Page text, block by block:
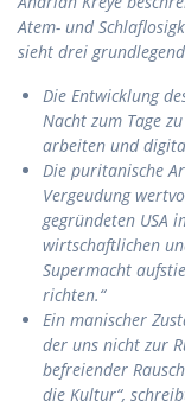
Atem- und
sieht drei
Die Entwicklung
Nacht zum Tage
arbeiten und
Die puritanische
Vergeudung
gegründeten USA
wirtschaftlichen
Supermacht
richten.“
Ein manischer
der uns nicht zur
befreiender
die Kultur“,